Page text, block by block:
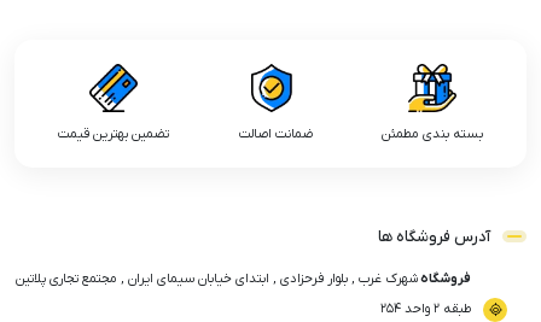
بسته بندی مطمئن ضمانت اصالت تضمین بهترین قیمت
آدرس فروشگاه ها
فروشگاهشهرک غرب , بلوار فرحزادی , ابتدای خیابان سیمای ایران , مجتمع تجاری پلاتین
طبقه ۲ واحد ۲۵۴